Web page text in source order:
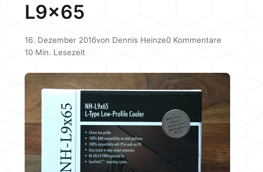
L9x65
16. Dezember 2016von Dennis Heinze0 Kommentare
10 Min. Lesezeit